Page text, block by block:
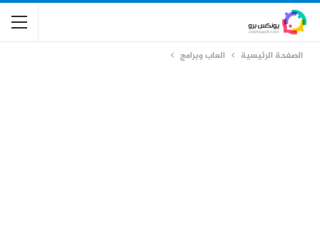
الصفحة الرئيسية العاب وبرامج